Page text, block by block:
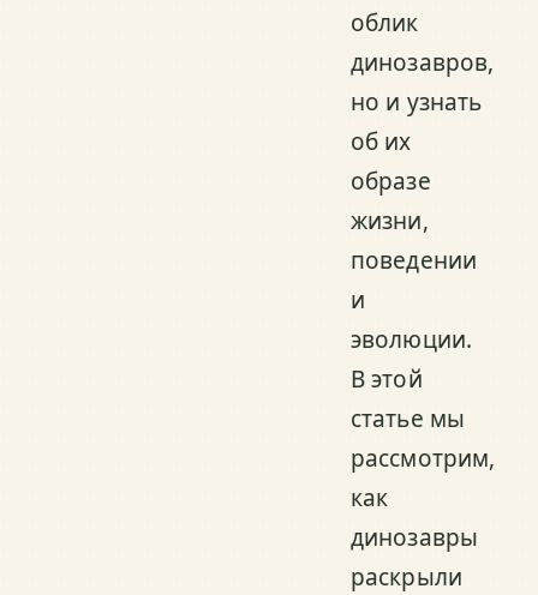
облик
динозавров,
но и узнать
об их
образе
жизни,
поведении
и
эволюции.
В этой
статье мы
рассмотрим,
как
динозавры
раскрыли